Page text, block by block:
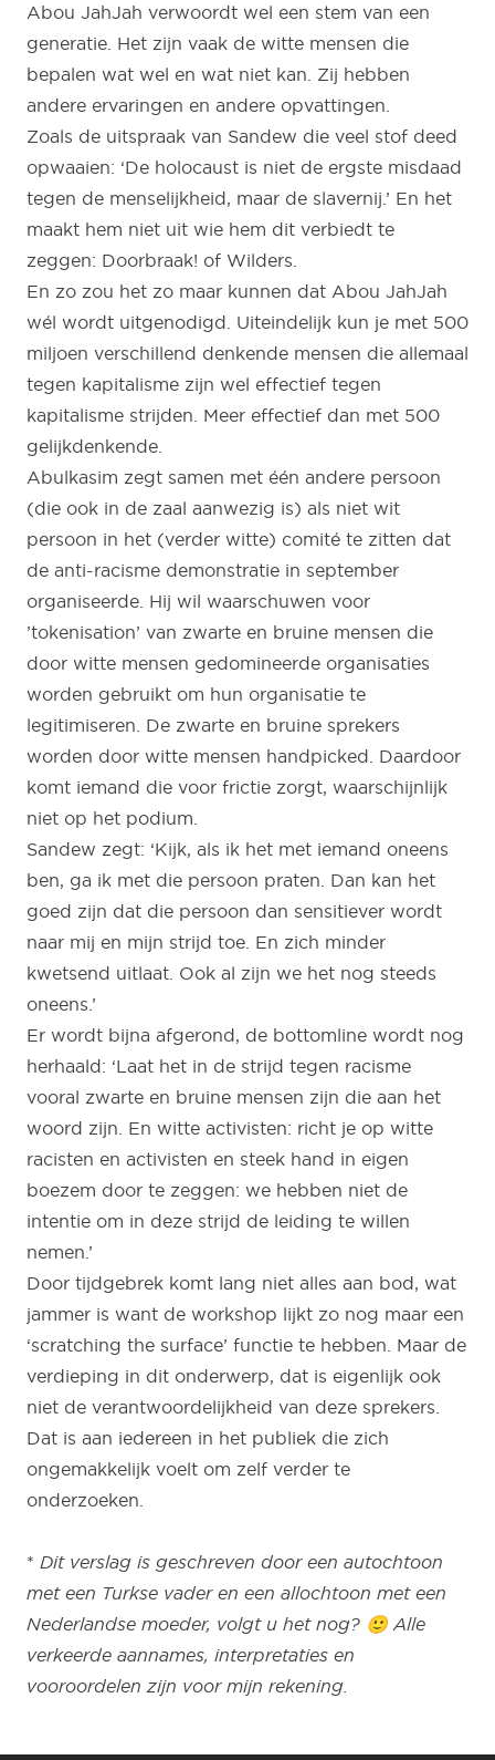
Abou JahJah verwoordt wel een stem van een
generatie. Het zijn vaak de witte mensen die
bepalen wat wel en wat niet kan. Zij hebben
andere ervaringen en andere opvattingen.
Zoals de uitspraak van Sandew die veel stof deed
opwaaien: ‘De holocaust is niet de ergste misdaad
tegen de menselijkheid, maar de slavernij.’ En het
maakt hem niet uit wie hem dit verbiedt te
zeggen: Doorbraak! of Wilders.
En zo zou het zo maar kunnen dat Abou JahJah
wél wordt uitgenodigd. Uiteindelijk kun je met 500
miljoen verschillend denkende mensen die allemaal
tegen kapitalisme zijn wel effectief tegen
kapitalisme strijden. Meer effectief dan met 500
gelijkdenkende.
Abulkasim zegt samen met één andere persoon
(die ook in de zaal aanwezig is) als niet wit
persoon in het (verder witte) comité te zitten dat
de anti-racisme demonstratie in september
organiseerde. Hij wil waarschuwen voor
’tokenisation’ van zwarte en bruine mensen die
door witte mensen gedomineerde organisaties
worden gebruikt om hun organisatie te
legitimiseren. De zwarte en bruine sprekers
worden door witte mensen handpicked. Daardoor
komt iemand die voor frictie zorgt, waarschijnlijk
niet op het podium.
Sandew zegt: ‘Kijk, als ik het met iemand oneens
ben, ga ik met die persoon praten. Dan kan het
goed zijn dat die persoon dan sensitiever wordt
naar mij en mijn strijd toe. En zich minder
kwetsend uitlaat. Ook al zijn we het nog steeds
oneens.’
Er wordt bijna afgerond, de bottomline wordt nog
herhaald: ‘Laat het in de strijd tegen racisme
vooral zwarte en bruine mensen zijn die aan het
woord zijn. En witte activisten: richt je op witte
racisten en activisten en steek hand in eigen
boezem door te zeggen: we hebben niet de
intentie om in deze strijd de leiding te willen
nemen.’
Door tijdgebrek komt lang niet alles aan bod, wat
jammer is want de workshop lijkt zo nog maar een
‘scratching the surface’ functie te hebben. Maar de
verdieping in dit onderwerp, dat is eigenlijk ook
niet de verantwoordelijkheid van deze sprekers.
Dat is aan iedereen in het publiek die zich
ongemakkelijk voelt om zelf verder te
onderzoeken.
* Dit verslag is geschreven door een autochtoon
met een Turkse vader en een allochtoon met een
Nederlandse moeder, volgt u het nog? 🙂Alle
verkeerde aannames, interpretaties en
vooroordelen zijn voor mijn rekening.